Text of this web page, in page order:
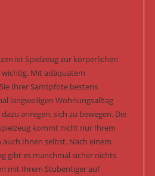
ist Spielzeug zur körperlichen
Mit adäquatem
Ihrer Samtpfote bestens
langweiligen Wohnungsalltag
anregen, sich zu bewegen. Die
kommt nicht nur Ihrem
Ihnen selbst. Nach einem
gibt es manchmal sicher nichts
mit Ihrem Stubentiger auf